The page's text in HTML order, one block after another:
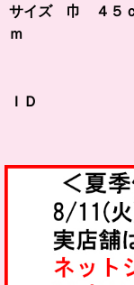
サイズ 巾 ４５
ｍ
ＩＤ